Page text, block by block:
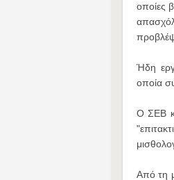
οποίες
Ήδη
οποία
Ο ΣΕΒ
Από τη